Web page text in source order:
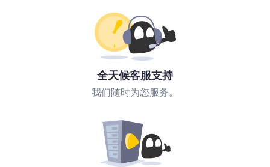
全天候客服支持
我们随时为您服务。